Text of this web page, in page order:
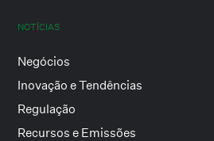
NOTÍCIAS
Negócios
Inovação e Tendências
Regulação
Recursos e Emissões